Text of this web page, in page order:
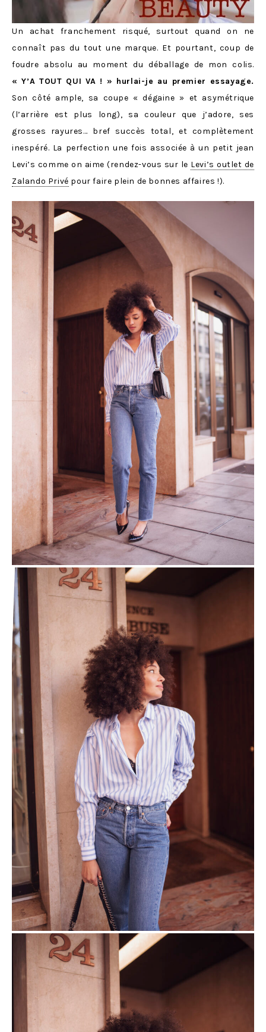
Un achat franchement risqué, surtout quand on ne
connaît pas du tout une marque. Et pourtant, coup de
foudre absolu au moment du déballage de mon colis.
« Y’A TOUT QUI VA ! » hurlai-je au premier essayage.
Son côté ample, sa coupe « dégaine » et asymétrique
(l’arrière est plus long), sa couleur que j’adore, ses
grosses rayures… bref succès total, et complètement
inespéré. La perfection une fois associée à un petit jean
Levi’s comme on aime (rendez-vous sur le Levi’s outlet de
Zalando Privé pour faire plein de bonnes affaires !).